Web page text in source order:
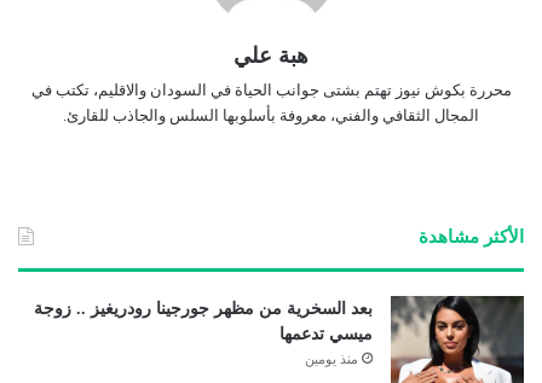
هبة علي
محررة بكوش نيوز تهتم بشتى جوانب الحياة في السودان والاقليم، تكتب في
المجال الثقافي والفني، معروفة بأسلوبها السلس والجاذب للقارئ.
الأكثر مشاهدة
بعد السخرية من مظهر جورجينا رودريغيز .. زوجة
ميسي تدعمها
منذ يومين